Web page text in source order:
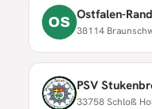
OS Ostfalen-
38114
PSV
33758 Schloß